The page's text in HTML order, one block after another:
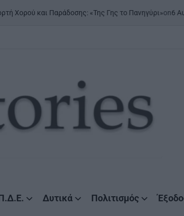
Παράδοσης: «Της Γης το Πανηγύρι»on6 Αυγούστου
Δυτικά Πολιτισμός